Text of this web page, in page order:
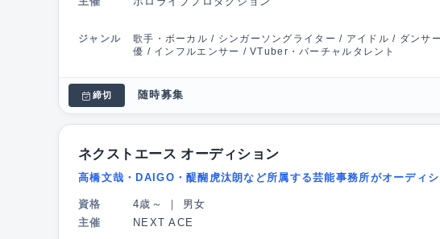
ジャンル
歌手・ボーカル / シンガーソングライター / アイドル / ダンサ
優 / インフルエンサー / VTuber・バーチャルタレント
締切 随時募集
ネクストエース オーディション
高橋文哉・DAIGO・醍醐虎汰朗など所属する芸能事務所がオーディシ
資格 4歳～ ｜ 男女
主催
NEXT ACE